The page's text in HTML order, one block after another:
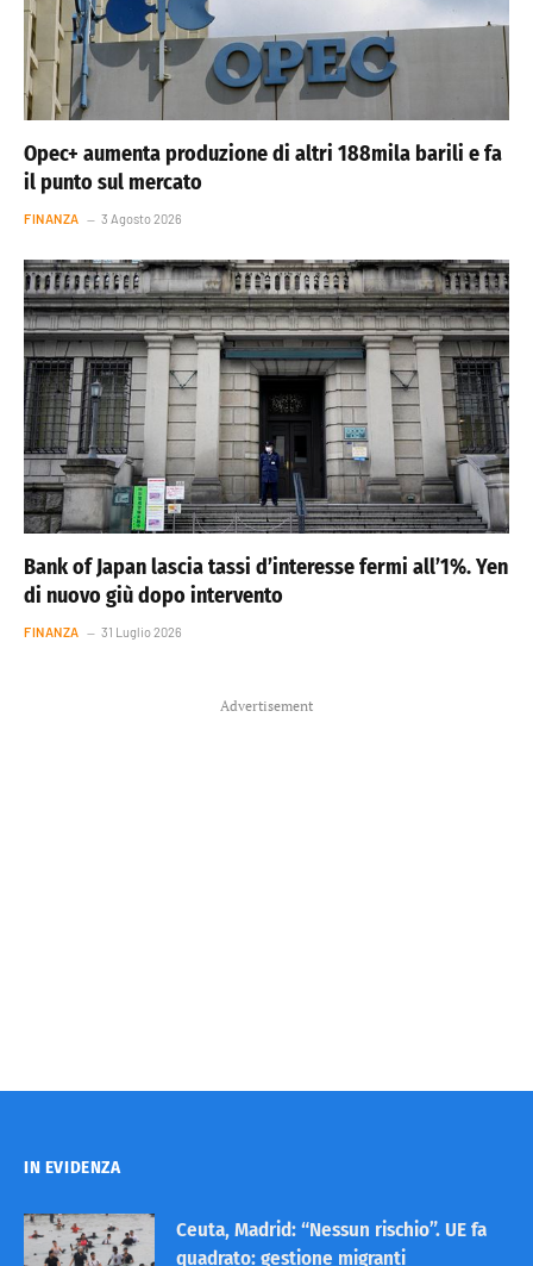
Opec+ aumenta produzione di altri 188mila barili e fa
il punto sul mercato
FINANZA 3 Agosto 2026
Bank of Japan lascia tassi d’interesse fermi all’1%. Yen
di nuovo giù dopo intervento
FINANZA 31 Luglio 2026
Advertisement
IN EVIDENZA
Ceuta, Madrid: “Nessun rischio”. UE fa
quadrato: gestione migranti